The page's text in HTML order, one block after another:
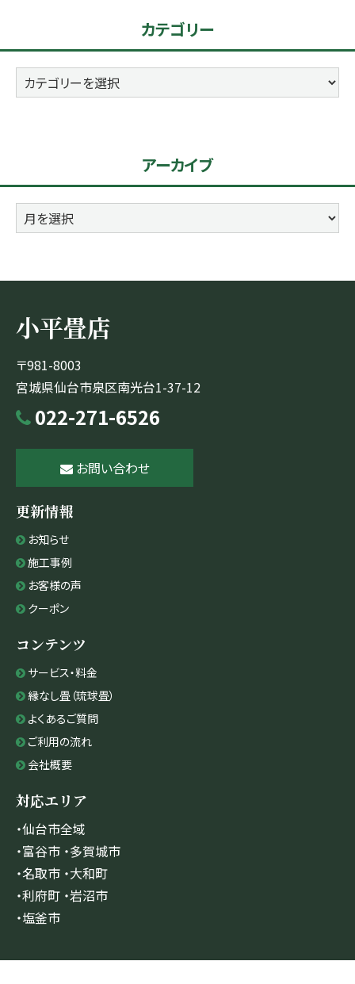
カテゴリー
カ
テ
アーカイブ
ア
ー
イ
小平畳店
〒981-8003
宮城県仙台市泉区南光台1-37-12
022-271-6526
お問い合わせ
更新情報
お知らせ
施工事例
お客様の声
クーポン
コンテンツ
サービス・料金
縁なし畳（琉球畳）
よくあるご質問
ご利用の流れ
会社概要
対応エリア
・仙台市全域
・富谷市 ・多賀城市
・名取市 ・大和町
・利府町 ・岩沼市
・塩釜市